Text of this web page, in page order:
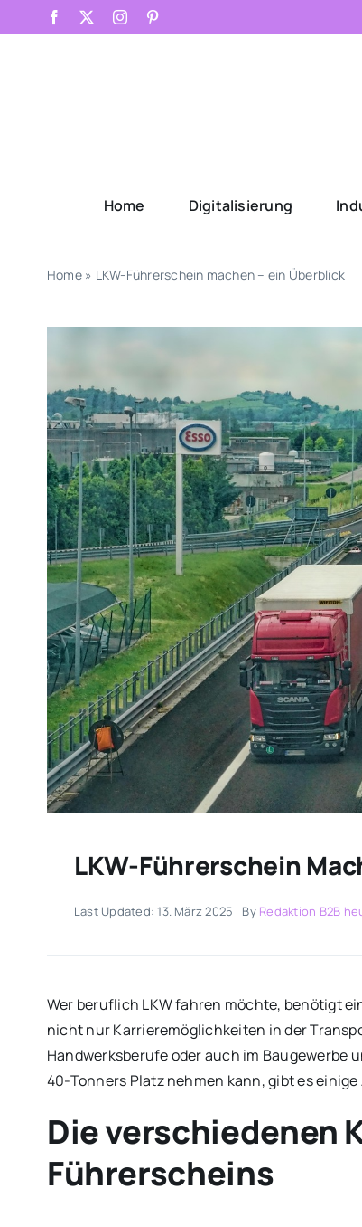
to
Facebook Instagram
Home Digitalisierung
Home» LKW-Führerschein machen – ein Überblick
LKW-Führerschein
Last Updated: 13. März 2025 By Redaktion B2B
Wer beruflich LKW fahren möchte, benötigt
nicht nur Karrieremöglichkeiten in der
Handwerksberufe oder auch im Baugewerbe
40-Tonners Platz nehmen kann, gibt es
Die verschiedenen
Führerscheins